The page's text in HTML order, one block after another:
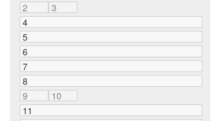
2
3
4
5
6
7
8
9
10
11